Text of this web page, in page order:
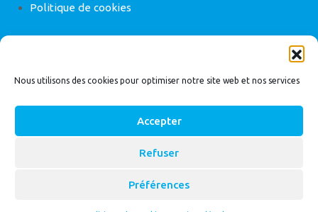
Nous utilisons des cookies pour optimiser notre site web et nos services
Accepter
Refuser
Préférences
Politique de cookies